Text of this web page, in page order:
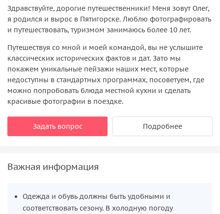
Здравствуйте, дорогие путешественники! Меня зовут Олег,
я родился и вырос в Пятигорске. Люблю фотографировать
и путешествовать, туризмом занимаюсь более 10 лет.
Путешествуя со мной и моей командой, вы не услышите
классических исторических фактов и дат. Зато мы
покажем уникальные пейзажи наших мест, которые
недоступны в стандартных программах, посоветуем, где
можно попробовать блюда местной кухни и сделать
красивые фотографии в поездке.
Задать вопрос Подробнее
Важная информация
Одежда и обувь должны быть удобными и
соответствовать сезону. В холодную погоду